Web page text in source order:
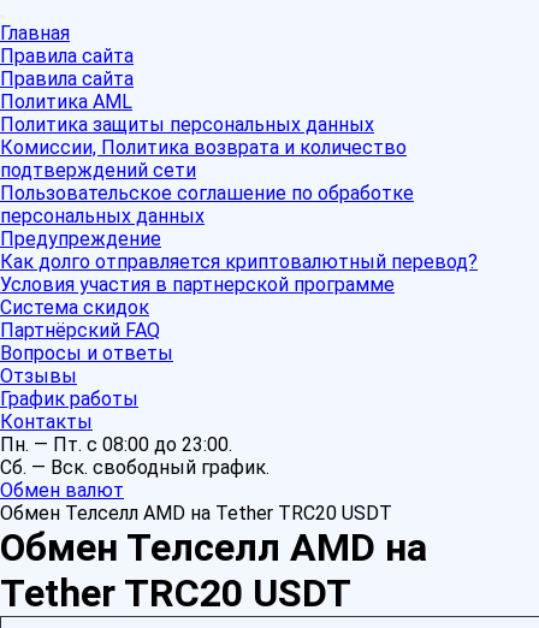
Главная
Правила сайта
Правила сайта
Политика AML
Политика защиты персональных данных
Комиссии, Политика возврата и количество
подтверждений сети
Пользовательское соглашение по обработке
персональных данных
Предупреждение
Как долго отправляется криптовалютный перевод?
Условия участия в партнерской программе
Система скидок
Партнёрский FAQ
Вопросы и ответы
Отзывы
График работы
Контакты
Пн. — Пт. с 08:00 до 23:00.
Сб. — Вск. свободный график.
Обмен валют
Обмен Телселл AMD на Tether TRC20 USDT
Обмен Телселл AMD на
Tether TRC20 USDT